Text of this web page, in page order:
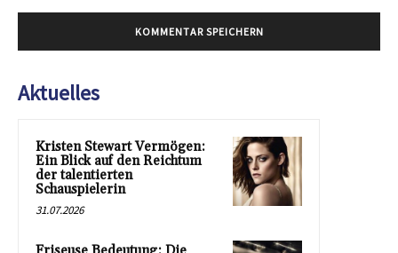
Aktuelles
Kristen Stewart Vermögen:
Ein Blick auf den Reichtum
der talentierten
Schauspielerin
31.07.2026